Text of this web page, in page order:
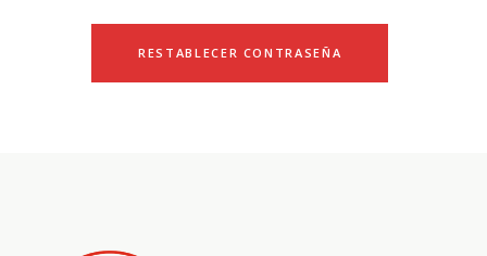
RESTABLECER CONTRASEÑA